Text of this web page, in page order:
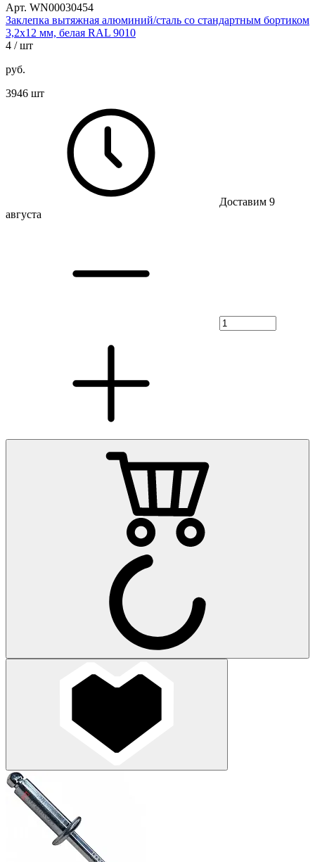
Арт. WN00030454
Заклепка вытяжная алюминий/сталь со стандартным бортиком
3,2х12 мм, белая RAL 9010
4 / шт
руб.
3946 шт
Доставим 9
августа